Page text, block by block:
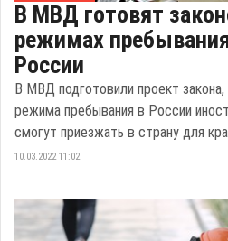
В МВД готовят
режимах
России
В МВД подготовили проект
режима пребывания в России
смогут приезжать в страну для
10.03.2022 11:02